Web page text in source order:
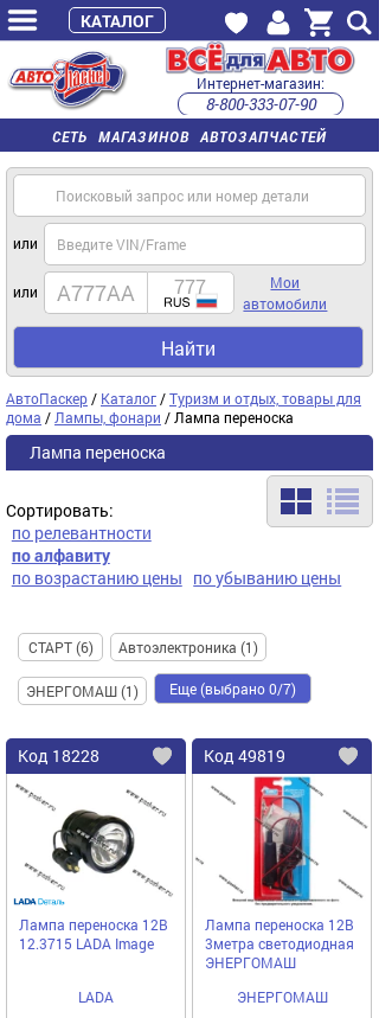
СЕТЬ МАГАЗИНОВ АВТОЗАПЧАСТЕЙ
Интернет-магазин:
8-800-333-07-90
часы работы с 9:00 до 22:00 (пн-пт)
или
или
Мои
автомобили
Найти
АвтоПаскер / Каталог /Туризм и отдых, товары для
дома / Лампы, фонари / Лампа переноска
Лампа переноска
Сортировать:
по релевантности
по алфавиту
по возрастанию цены по убыванию цены
СТАРТ (6) Автоэлектроника (1)
ЭНЕРГОМАШ (1) Еще (выбрано 0/7)
Код 18228
Добавить
избранное
Лампа переноска 12В
12.3715 LADA Image
LADA
Код 49819
Лампа переноска 12В
3метра светодиодная
ЭНЕРГОМАШ
ЭНЕРГОМАШ
КАТАЛОГ